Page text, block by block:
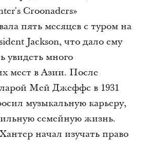
Croonaders»
пять месяцев с туром на
Jackson, что дало ему
увидеть много
мест в Азии. После
Мей Джеффс в 1931
музыкальную карьеру,
семейную жизнь.
начал изучать право